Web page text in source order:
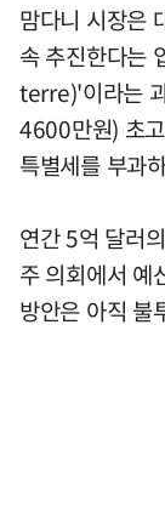
맘다니 시장은
속 추진한다는
terre)'이라는
4600만원) 초
특별세를 부과
연간 5억 달러
주 의회에서 예
방안은 아직 불